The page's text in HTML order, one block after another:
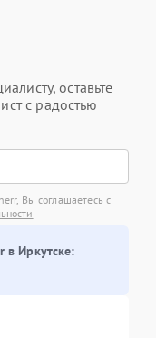
оставьте
с радостью
Вы соглашаетесь с
в Иркутске: